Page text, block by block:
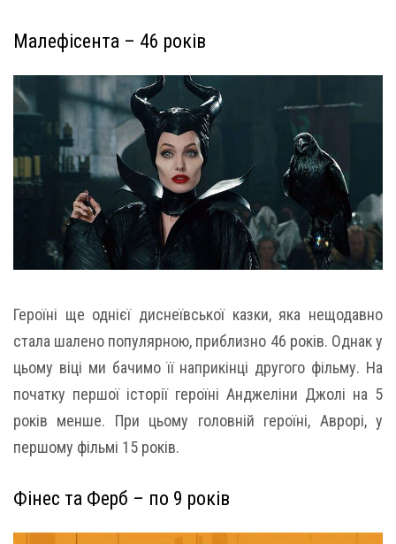
Малефісента – 46 років
Героїні ще однієї диснеївської казки, яка нещодавно
стала шалено популярною, приблизно 46 років. Однак у
цьому віці ми бачимо її наприкінці другого фільму. На
початку першої історії героїні Анджеліни Джолі на 5
років менше. При цьому головній героїні, Аврорі, у
першому фільмі 15 років.
Фінес та Ферб – по 9 років